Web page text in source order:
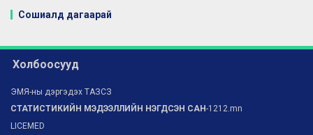
Сошиалд дагаарай
Холбоосууд
ЭМЯ-ны дэргэдэх ТАЗСЗ
СТАТИСТИКИЙН МЭДЭЭЛЛИЙН НЭГДСЭН САН-1212.mn
LICEMED